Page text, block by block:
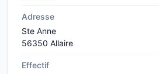
Adresse
Ste Anne
56350 Allaire
Effectif